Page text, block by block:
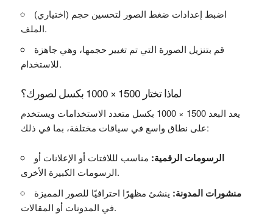
(اختياري) اضبط إعدادات ضغط الصور لتحسين حجم
الملف.
قم بتنزيل الصورة التي تم تغيير حجمها، وهي جاهزة
للاستخدام.
لماذا تختار 1500 × 1000 بكسل لصورك؟
يعد البعد 1500 × 1000 بكسل متعدد الاستخدامات ويستخدم
على نطاق واسع في سياقات مختلفة، بما في ذلك:
الرسومات الرقمية: مناسب لللافتات أو الإعلانات أو
الرسومات الكبيرة الأخرى.
منشورات المدونة: ينشئ مظهرًا احترافيًا للصور المميزة
في المدونات أو المقالات.